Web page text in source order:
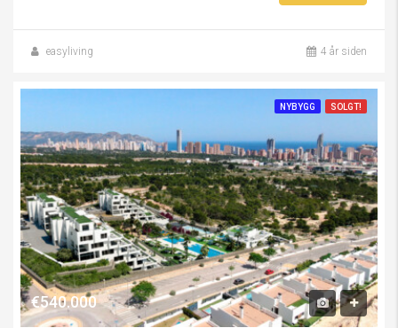
easyliving 4 år siden
NYBYGG SOLGT!
€540.000